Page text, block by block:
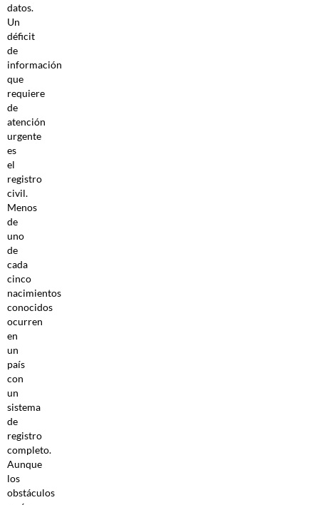
datos.
Un
déficit
de
información
que
requiere
de
atención
urgente
es
el
registro
civil.
Menos
de
uno
de
cada
cinco
nacimientos
conocidos
ocurren
en
un
país
con
un
sistema
de
registro
completo.
Aunque
los
obstáculos